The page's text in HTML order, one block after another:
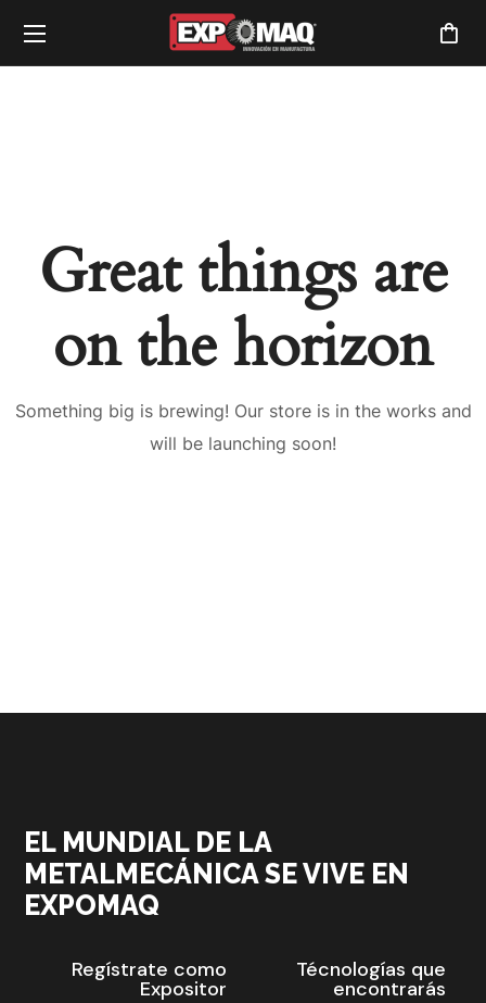
Great things are
on the horizon
Something big is brewing! Our store is in the works and
will be launching soon!
EL MUNDIAL DE LA
METALMECÁNICA SE VIVE EN
EXPOMAQ
Regístrate como
Expositor
Técnologías que
encontrarás